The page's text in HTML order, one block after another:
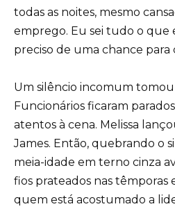
todas as noites, mesmo
emprego. Eu sei tudo o que
preciso de uma chance para
Um silêncio incomum
Funcionários ficaram
atentos à cena. Melissa
James. Então, quebrando o
meia-idade em terno cinza
fios prateados nas têmporas
quem está acostumado a